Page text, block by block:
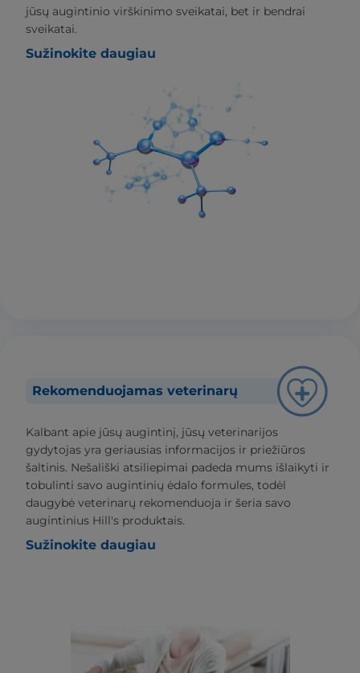
jūsų augintinio virškinimo sveikatai, bet ir bendrai
sveikatai.
Sužinokite daugiau
Rekomenduojamas veterinarų
Kalbant apie jūsų augintinį, jūsų veterinarijos
gydytojas yra geriausias informacijos ir priežiūros
šaltinis. Nešališki atsiliepimai padeda mums išlaikyti ir
tobulinti savo augintinių ėdalo formules, todėl
daugybė veterinarų rekomenduoja ir šeria savo
augintinius Hill's produktais.
Sužinokite daugiau